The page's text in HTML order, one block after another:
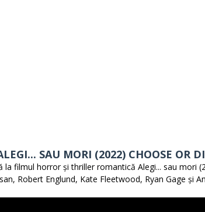
SAU MORI (2022) CHOOSE OR
filmul horror și thriller romantică Alegi... sau mori
Robert Englund, Kate Fleetwood, Ryan Gage și